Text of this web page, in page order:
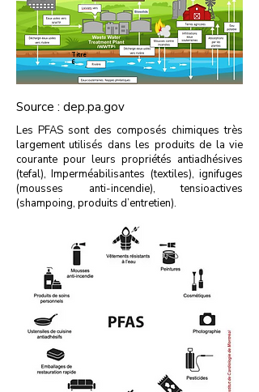
Titre
6
Source : dep.pa.gov
Les PFAS sont des composés chimiques très
largement utilisés dans les produits de la vie
courante pour leurs propriétés antiadhésives
(tefal), Imperméabilisantes (textiles), ignifuges
(mousses anti-incendie), tensioactives
(shampoing, produits d’entretien).